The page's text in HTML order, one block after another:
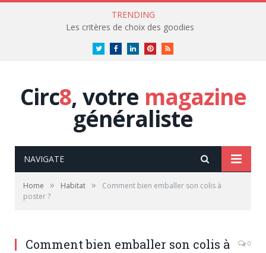
TRENDING
Les critères de choix des goodies
TwitterFacebookLinkedInPinterestRSS
Circ8, votre magazine
généraliste
NAVIGATE
Home » Habitat »
Comment bien emballer son colis à
poster ?
Comment bien emballer son colis à
0